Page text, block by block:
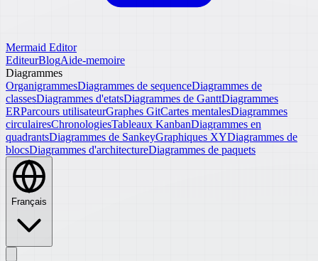
Mermaid Editor
EditeurBlogAide-memoire
Diagrammes
OrganigrammesDiagrammes de sequenceDiagrammes de
classesDiagrammes d'etatsDiagrammes de GanttDiagrammes
ERParcours utilisateurGraphes GitCartes mentalesDiagrammes
circulairesChronologiesTableaux KanbanDiagrammes en
quadrantsDiagrammes de SankeyGraphiques XYDiagrammes de
blocsDiagrammes d'architectureDiagrammes de paquets
Français